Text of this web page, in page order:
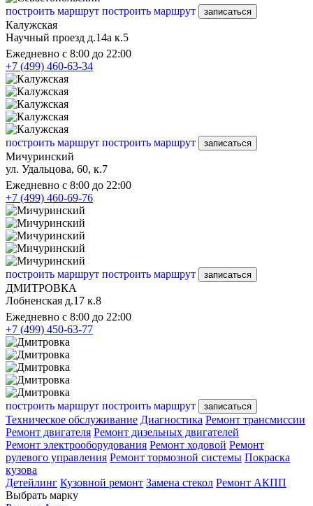
построить маршрут построить маршрут записаться
Калужская
Научный проезд д.14а к.5
Ежедневно с 8:00 до 22:00
+7 (499) 460-63-34
построить маршрут построить маршрут записаться
Мичуринский
ул. Удальцова, 60, к.7
Ежедневно с 8:00 до 22:00
+7 (499) 460-69-76
построить маршрут построить маршрут записаться
ДМИТРОВКА
Лобненская д.17 к.8
Ежедневно с 8:00 до 22:00
+7 (499) 450-63-77
построить маршрут построить маршрут записаться
Техническое обслуживание Диагностика Ремонт трансмиссии
Ремонт двигателя Ремонт дизельных двигателей
Ремонт электрооборудования Ремонт ходовой Ремонт
рулевого управления Ремонт тормозной системы Покраска
кузова
Детейлинг Кузовной ремонт Замена стекол Ремонт АКПП
Выбрать марку